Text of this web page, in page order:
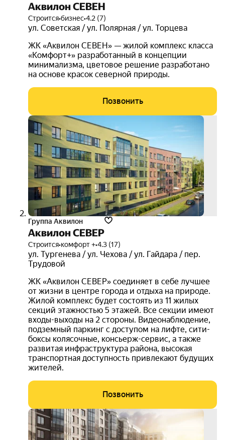
Аквилон СЕВЕН
Строится•бизнес•4.2 (7)
ул. Советская / ул. Полярная / ул. Торцева
ЖК «Аквилон СЕВЕН» — жилой комплекс класса
«Комфорт+» разработанный в концепции
минимализма, цветовое решение разработано
на основе красок северной природы.
Позвонить
Группа Аквилон
Аквилон СЕВЕР
Строится•комфорт +•4.3 (17)
ул. Тургенева / ул. Чехова / ул. Гайдара / пер.
Трудовой
ЖК «Аквилон СЕВЕР» соединяет в себе лучшее
от жизни в центре города и отдыха на природе.
Жилой комплекс будет состоять из 11 жилых
секций этажностью 5 этажей. Все секции имеют
входы-выходы на 2 стороны. Видеонаблюдение,
подземный паркинг с доступом на лифте, сити-
боксы колясочные, консьерж-сервис, а также
развитая инфраструктура района, высокая
транспортная доступность привлекают будущих
жителей.
Позвонить